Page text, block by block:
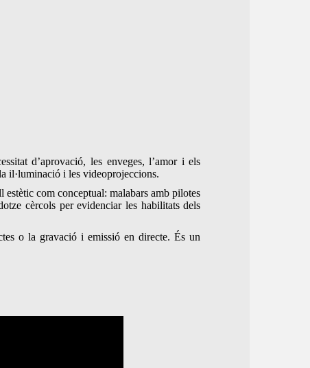
d’aprovació, les enveges, l’amor i els
il·luminació i les videoprojeccions.
com conceptual: malabars amb pilotes
cèrcols per evidenciar les habilitats dels
o la gravació i emissió en directe. És un